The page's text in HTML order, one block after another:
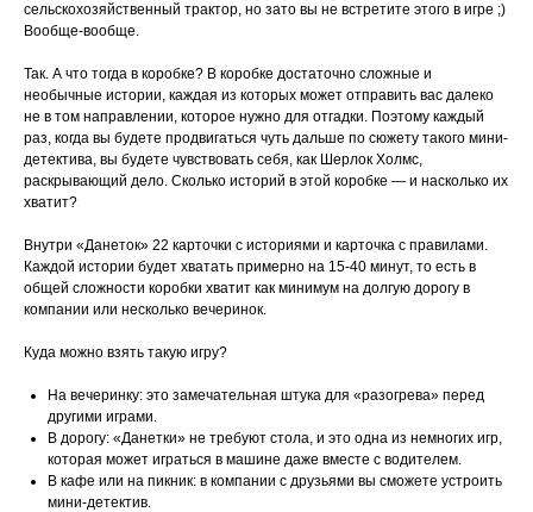
сельскохозяйственный трактор, но зато вы не встретите этого в игре ;)
Вообще-вообще.
Так. А что тогда в коробке? В коробке достаточно сложные и
необычные истории, каждая из которых может отправить вас далеко
не в том направлении, которое нужно для отгадки. Поэтому каждый
раз, когда вы будете продвигаться чуть дальше по сюжету такого мини-
детектива, вы будете чувствовать себя, как Шерлок Холмс,
раскрывающий дело. Сколько историй в этой коробке — и насколько их
хватит?
Внутри «Данеток» 22 карточки с историями и карточка с правилами.
Каждой истории будет хватать примерно на 15-40 минут, то есть в
общей сложности коробки хватит как минимум на долгую дорогу в
компании или несколько вечеринок.
Куда можно взять такую игру?
На вечеринку: это замечательная штука для «разогрева» перед
другими играми.
В дорогу: «Данетки» не требуют стола, и это одна из немногих игр,
которая может играться в машине даже вместе с водителем.
В кафе или на пикник: в компании с друзьями вы сможете устроить
мини-детектив.